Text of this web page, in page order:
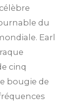
du
Earl
cinq
bougie de